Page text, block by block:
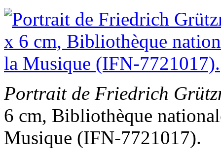
Portrait de Friedrich
6 cm, Bibliothèque
Musique (IFN-7721017).